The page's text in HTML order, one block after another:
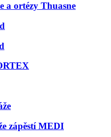
a ortézy Thuasne
zápěstí MEDI